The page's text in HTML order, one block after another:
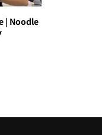
| Noodle